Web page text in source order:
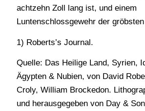
achtzehn Zoll lang ist, und einem
Luntenschlossgewehr der
1) Roberts’s Journal.
Quelle: Das Heilige Land, Syrien,
Ägypten & Nubien, von David
Croly, William Brockedon.
und herausgegeben von Day &